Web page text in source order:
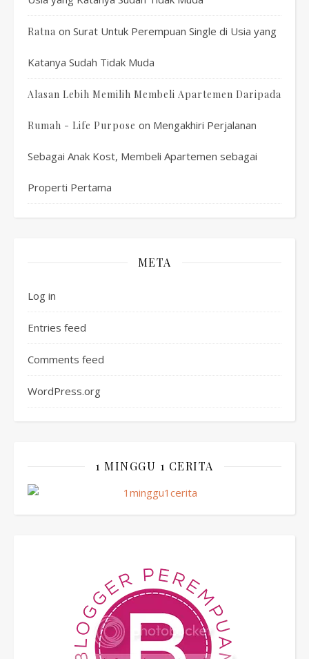
Ratna on Surat Untuk Perempuan Single di Usia yang
Katanya Sudah Tidak Muda
Alasan Lebih Memilih Membeli Apartemen Daripada
Rumah - Life Purpose on Mengakhiri Perjalanan
Sebagai Anak Kost, Membeli Apartemen sebagai
Properti Pertama
META
Log in
Entries feed
Comments feed
WordPress.org
1 MINGGU 1 CERITA